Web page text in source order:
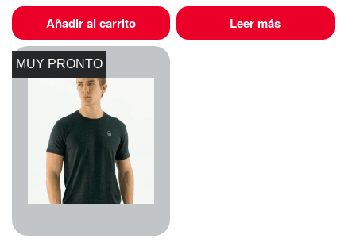
Añadir al carrito Leer más
MUY PRONTO